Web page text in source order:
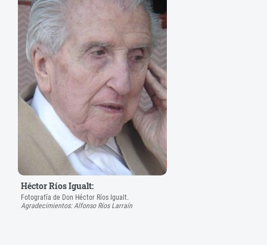
Héctor Ríos Igualt:
Fotografía de Don Héctor Ríos Igualt.
Agradecimientos: Alfonso Ríos Larraín